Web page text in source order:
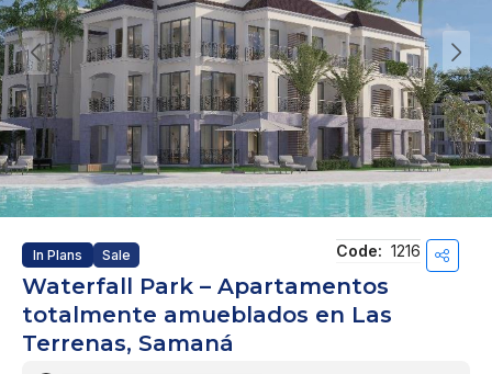
In Plans Sale Code: 1216
Waterfall Park – Apartamentos
totalmente amueblados en Las
Terrenas, Samaná